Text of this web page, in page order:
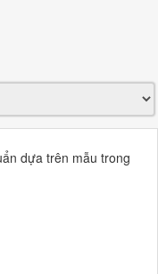
dựa trên mẫu trong